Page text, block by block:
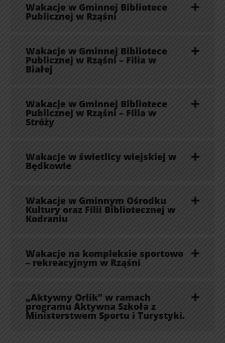
Wakacje w Gminnej Bibliotece
Publicznej w Rząśni
Wakacje w Gminnej Bibliotece
Publicznej w Rząśni – Filia w
Białej
Wakacje w Gminnej Bibliotece
Publicznej w Rząśni – Filia w
Stróży
Wakacje w świetlicy wiejskiej w
Będkowie
Wakacje w Gminnym Ośrodku
Kultury oraz Filii Bibliotecznej w
Kodraniu
Wakacje na kompleksie sportowo
– rekreacyjnym w Rząśni
„Aktywny Orlik” w ramach
programu Aktywna Szkoła z
Ministerstwem Sportu i Turystyki.